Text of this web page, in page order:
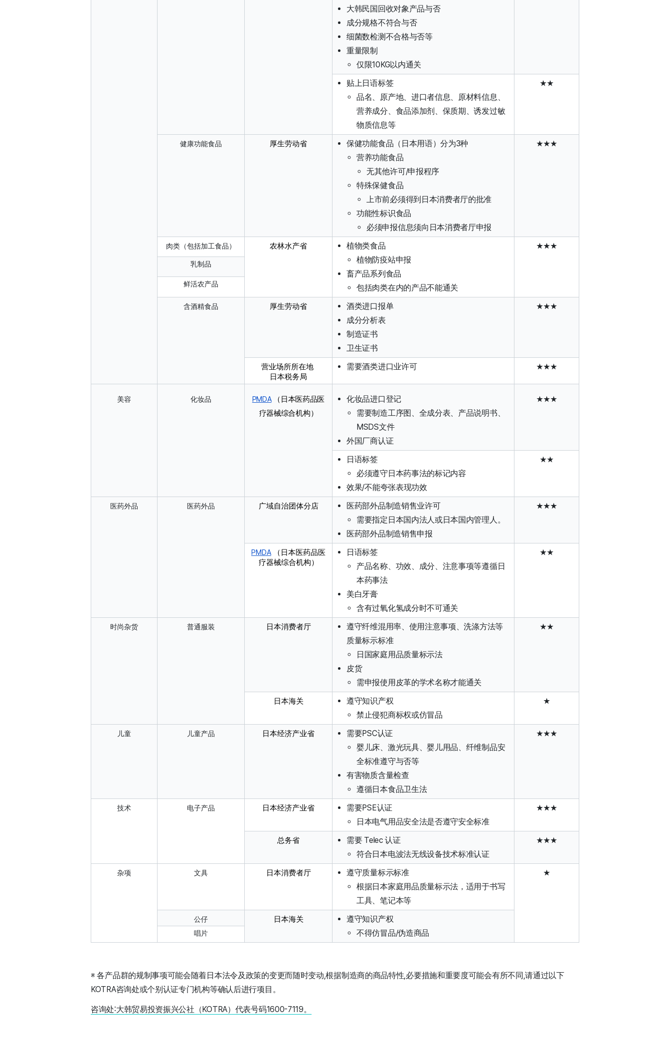
大韩民国回收对象产品与否
成分规格不符合与否
细菌数检测不合格与否等
重量限制
仅限10KG以内通关
贴上日语标签
品名、原产地、进口者信息、原材料信息、
营养成分、食品添加剂、保质期、诱发过敏
物质信息等
★★
健康功能食品 厚生劳动省
保健功能食品（日本用语）分为3种
营养功能食品
无其他许可/申报程序
特殊保健食品
上市前必须得到日本消费者厅的批准
功能性标识食品
必须申报信息须向日本消费者厅申报
★★★
肉类（包括加工食品） 农林水产省
植物类食品
植物防疫站申报
畜产品系列食品
包括肉类在内的产品不能通关
★★★
乳制品
鲜活农产品
含酒精食品 厚生劳动省
酒类进口报单
成分分析表
制造证书
卫生证书
★★★
营业场所所在地
日本税务局
需要酒类进口业许可 ★★★
美容 化妆品 PMDA
（日本医药品医
疗器械综合机构）
化妆品进口登记
需要制造工序图、全成分表、产品说明书、
MSDS文件
外国厂商认证
★★★
日语标签
必须遵守日本药事法的标记内容
效果/不能夸张表现功效
★★
医药外品 医药外品 广域自治团体分店
医药部外品制造销售业许可
需要指定日本国内法人或日本国内管理人。
医药部外品制造销售申报
★★★
PMDA
（日本医药品医
疗器械综合机构）
日语标签
产品名称、功效、成分、注意事项等遵循日
本药事法
美白牙膏
含有过氧化氢成分时不可通关
★★
时尚杂货 普通服装 日本消费者厅
遵守纤维混用率、使用注意事项、洗涤方法等
质量标示标准
日国家庭用品质量标示法
皮货
需申报使用皮革的学术名称才能通关
★★
日本海关
遵守知识产权
禁止侵犯商标权或仿冒品
★
儿童 儿童产品 日本经济产业省
需要PSC认证
婴儿床、激光玩具、婴儿用品、纤维制品安
全标准遵守与否等
有害物质含量检查
遵循日本食品卫生法
★★★
技术 电子产品 日本经济产业省
需要PSE认证
日本电气用品安全法是否遵守安全标准
★★★
总务省
需要 Telec 认证
符合日本电波法无线设备技术标准认证
★★★
杂项 文具 日本消费者厅
遵守质量标示标准
根据日本家庭用品质量标示法，适用于书写
工具、笔记本等
★
公仔 日本海关
遵守知识产权
不得仿冒品/伪造商品
唱片
※ 各产品群的规制事项可能会随着日本法令及政策的变更而随时变动,根据制造商的商品特性,必要措施和重要度可能会有所不同,请通过以下
KOTRA咨询处或个别认证专门机构等确认后进行项目。
咨询处:大韩贸易投资振兴公社（KOTRA）代表号码1600-7119。